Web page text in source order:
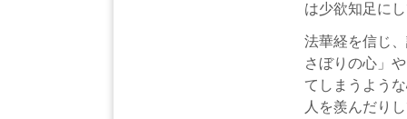
は少欲知足に
法華経を信じ
さぼりの心」
てしまうよう
人を羨んだり